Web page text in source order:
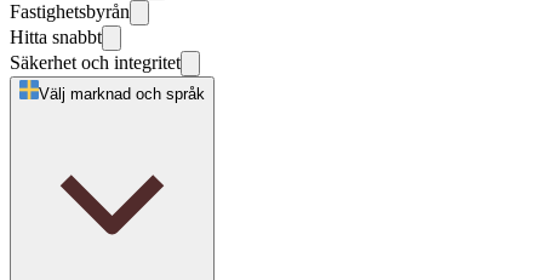
Fastighetsbyrån
Hitta snabbt
Säkerhet och integritet
Välj marknad och språk